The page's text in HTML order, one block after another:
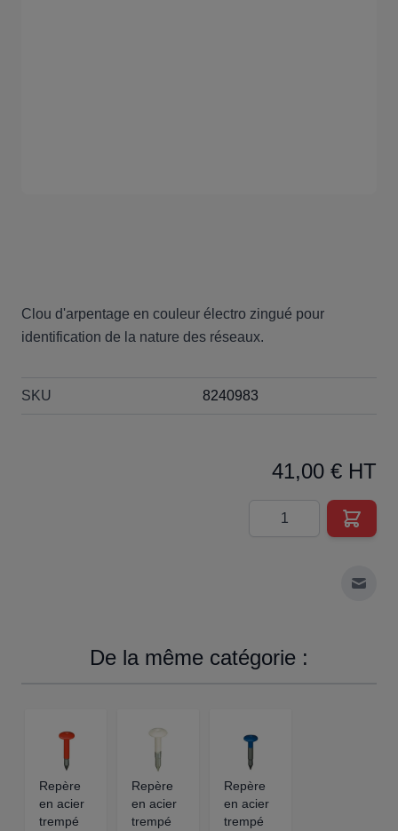
Clou d'arpentage en couleur électro zingué pour
identification de la nature des réseaux.
SKU 8240983
41,00 € HT
Quantité
De la même catégorie :
Repère
en acier
trempé
Repère
en acier
trempé
Repère
en acier
trempé